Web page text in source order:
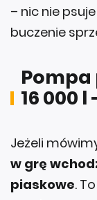
– nic nie
buczenie
16 000
Jeżeli
w grę
piaskowe.